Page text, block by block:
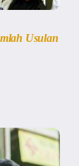
Usulan